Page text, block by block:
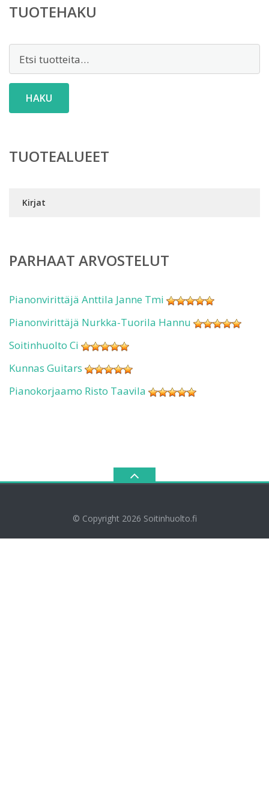
TUOTEHAKU
HAKU
TUOTEALUEET
Kirjat
PARHAAT ARVOSTELUT
Pianonvirittäjä Anttila Janne Tmi
Pianonvirittäjä Nurkka-Tuorila Hannu
Soitinhuolto Ci
Kunnas Guitars
Pianokorjaamo Risto Taavila
© Copyright 2026 Soitinhuolto.fi